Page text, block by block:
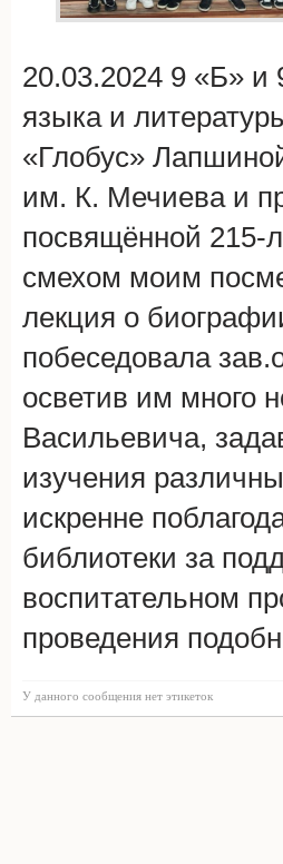
20.03.2024 9 «Б» и
языка и
«Глобус»
им. К. Мечиева и
посвящённой 215-
смехом моим
лекция о
побеседовала
осветив им много
Васильевича,
изучения
искренне
библиотеки за
воспитательном
проведения
У данного сообщения нет этикеток